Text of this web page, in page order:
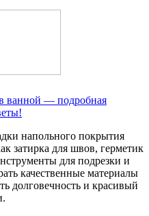
ванной — подробная
напольного покрытия
затирка для швов, герметик
для подрезки и
качественные материалы
долговечность и красивый